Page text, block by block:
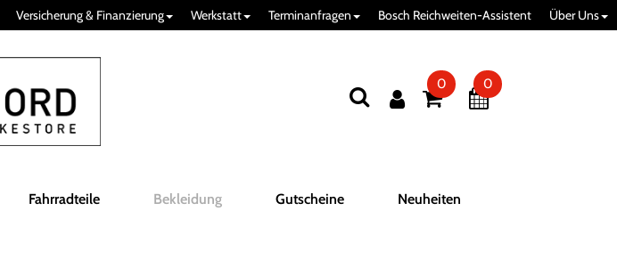
Versicherung & Finanzierung Werkstatt Terminanfragen Bosch Reichweiten-Assistent Über Uns
0 0
Fahrradteile Bekleidung Gutscheine Neuheiten